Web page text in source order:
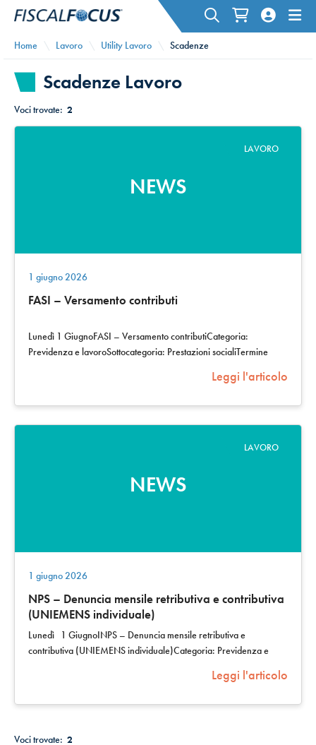
Home Lavoro Utility Lavoro Scadenze
Scadenze Lavoro
Voci trovate: 2
NEWS
LAVORO
1 giugno 2026
FASI – Versamento contributi
Lunedì 1 GiugnoFASI – Versamento contributiCategoria:
Previdenza e lavoroSottocategoria: Prestazioni socialiTermine
Leggi l'articolo
NEWS
LAVORO
1 giugno 2026
NPS – Denuncia mensile retributiva e contributiva
(UNIEMENS individuale)
Lunedì 1 GiugnoINPS – Denuncia mensile retributiva e
contributiva (UNIEMENS individuale)Categoria: Previdenza e
Leggi l'articolo
Voci trovate: 2